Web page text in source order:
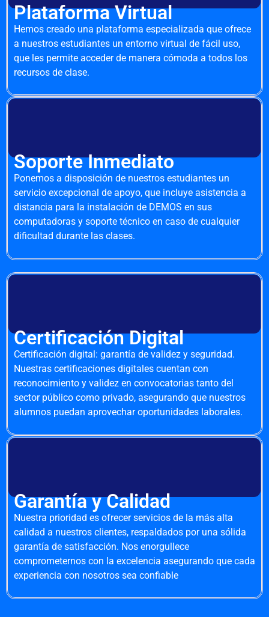
Plataforma Virtual
Hemos creado una plataforma especializada que ofrece
a nuestros estudiantes un entorno virtual de fácil uso,
que les permite acceder de manera cómoda a todos los
recursos de clase.
Soporte Inmediato
Ponemos a disposición de nuestros estudiantes un
servicio excepcional de apoyo, que incluye asistencia a
distancia para la instalación de DEMOS en sus
computadoras y soporte técnico en caso de cualquier
dificultad durante las clases.
Certificación Digital
Certificación digital: garantía de validez y seguridad.
Nuestras certificaciones digitales cuentan con
reconocimiento y validez en convocatorias tanto del
sector público como privado, asegurando que nuestros
alumnos puedan aprovechar oportunidades laborales.
Garantía y Calidad
Nuestra prioridad es ofrecer servicios de la más alta
calidad a nuestros clientes, respaldados por una sólida
garantía de satisfacción. Nos enorgullece
comprometernos con la excelencia asegurando que cada
experiencia con nosotros sea confiable